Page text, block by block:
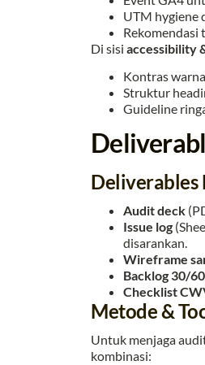
UTM hygiene
Rekomendasi
Di sisi accessibility
Kontras
Struktur
Guideline
Deliverables
Audit deck
Issue log
disarankan.
Wireframe
Backlog 30/
Checklist
Metode &
Untuk menjaga
kombinasi: